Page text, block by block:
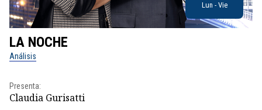
Lun - Vie
LA NOCHE
Análisis
Presenta:
Claudia Gurisatti